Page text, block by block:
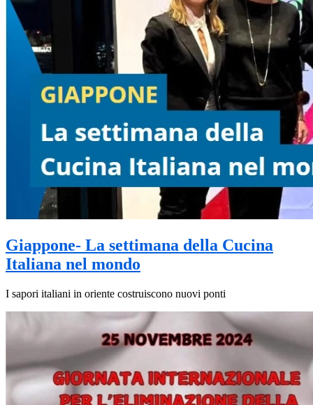
Giappone- La settimana della Cucina
Italiana nel mondo
I sapori italiani in oriente costruiscono nuovi ponti